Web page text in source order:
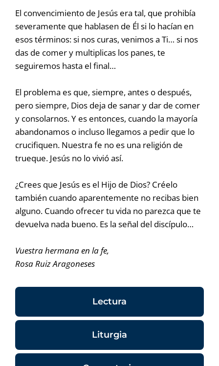
El convencimiento de Jesús era tal, que prohibía
severamente que hablasen de Él si lo hacían en
esos términos: si nos curas, venimos a Ti… si nos
das de comer y multiplicas los panes, te
seguiremos hasta el final…
El problema es que, siempre, antes o después,
pero siempre, Dios deja de sanar y dar de comer
y consolarnos. Y es entonces, cuando la mayoría
abandonamos o incluso llegamos a pedir que lo
crucifiquen. Nuestra fe no es una religión de
trueque. Jesús no lo vivió así.
¿Crees que Jesús es el Hijo de Dios? Créelo
también cuando aparentemente no recibas bien
alguno. Cuando ofrecer tu vida no parezca que te
devuelva nada bueno. Es la señal del discípulo…
Vuestra hermana en la fe,
Rosa Ruiz Aragoneses
Lectura
Liturgia